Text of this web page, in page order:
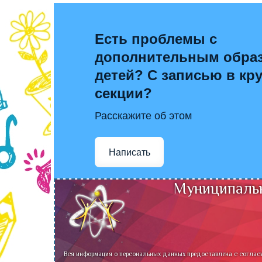
Есть проблемы с
дополнительным
детей? С записью в
секции?
Расскажите об этом
Написать
Вся информация о персональных данных предоставлена с